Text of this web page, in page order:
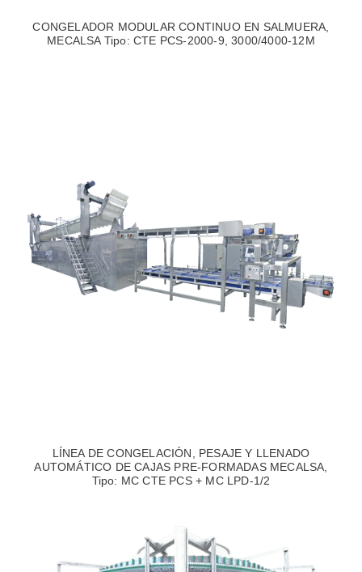
CONGELADOR MODULAR CONTINUO EN SALMUERA,
MECALSA Tipo: CTE PCS-2000-9, 3000/4000-12M
LÍNEA DE CONGELACIÓN, PESAJE Y LLENADO
AUTOMÁTICO DE CAJAS PRE-FORMADAS MECALSA,
Tipo: MC CTE PCS + MC LPD-1/2